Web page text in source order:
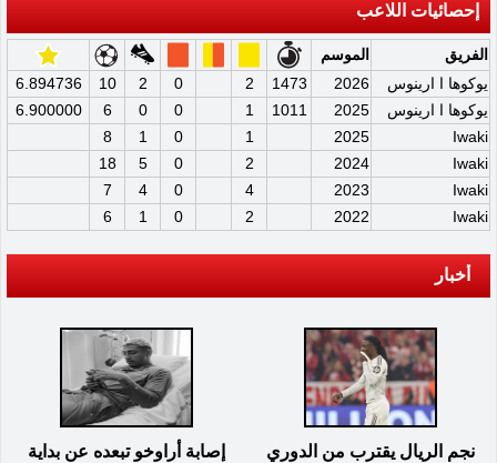
إحصائيات اللاعب
الفريق
الموسم
يوكوها ا ارينوس
2026
1473
2
0
2
10
6.894736
يوكوها ا ارينوس
2025
1011
1
0
0
6
6.900000
Iwaki
2025
1
0
1
8
Iwaki
2024
2
0
5
18
Iwaki
2023
4
0
4
7
Iwaki
2022
2
0
1
6
أخبار
نجم الريال يقترب من الدوري
إصابة أراوخو تبعده عن بداية